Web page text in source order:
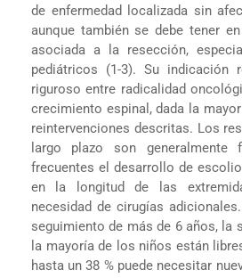
de enfermedad localizada sin
aunque también se debe tener
asociada a la resección,
pediátricos (1-3). Su indicación
riguroso entre radicalidad
crecimiento espinal, dada la
reintervenciones descritas. Los
largo plazo son generalmente
frecuentes el desarrollo de
en la longitud de las
necesidad de cirugías
seguimiento de más de 6 años, la
la mayoría de los niños están
hasta un 38 % puede necesitar